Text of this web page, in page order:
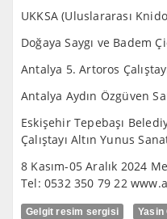
UKKSA (Uluslararası
Doğaya Saygı ve Badem
Antalya 5. Artoros
Antalya Aydın Özgüven
Eskişehir Tepebaşı
Çalıştayı Altın Yunus
8 Kasım-05 Aralık 2024
Tel: 0532 350 79 22
Gelgit resim sergisi Yasin